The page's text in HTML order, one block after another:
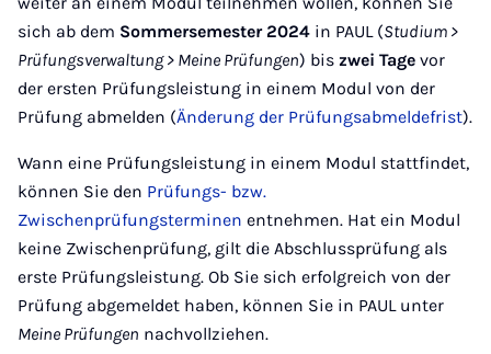
sich ab dem Sommersemester 2024 in PAUL (Studium >
Prüfungsverwaltung > Meine Prüfungen) bis zwei Tage vor
der ersten Prüfungsleistung in einem Modul von der
Prüfung abmelden (Änderung der Prüfungsabmeldefrist).
Wann eine Prüfungsleistung in einem Modul stattfindet,
können Sie den Prüfungs- bzw.
Zwischenprüfungsterminen entnehmen. Hat ein Modul
keine Zwischenprüfung, gilt die Abschlussprüfung als
erste Prüfungsleistung. Ob Sie sich erfolgreich von der
Prüfung abgemeldet haben, können Sie in PAUL unter
Meine Prüfungen nachvollziehen.